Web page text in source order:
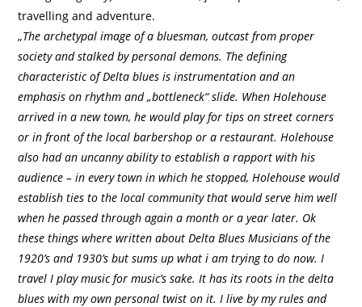
travelling and adventure.
„The archetypal image of a bluesman, outcast from proper
society and stalked by personal demons. The defining
characteristic of Delta blues is instrumentation and an
emphasis on rhythm and „bottleneck“ slide. When Holehouse
arrived in a new town, he would play for tips on street corners
or in front of the local barbershop or a restaurant. Holehouse
also had an uncanny ability to establish a rapport with his
audience – in every town in which he stopped, Holehouse would
establish ties to the local community that would serve him well
when he passed through again a month or a year later. Ok
these things where written about Delta Blues Musicians of the
1920’s and 1930’s but sums up what i am trying to do now. I
travel I play music for music’s sake. It has its roots in the delta
blues with my own personal twist on it. I live by my rules and